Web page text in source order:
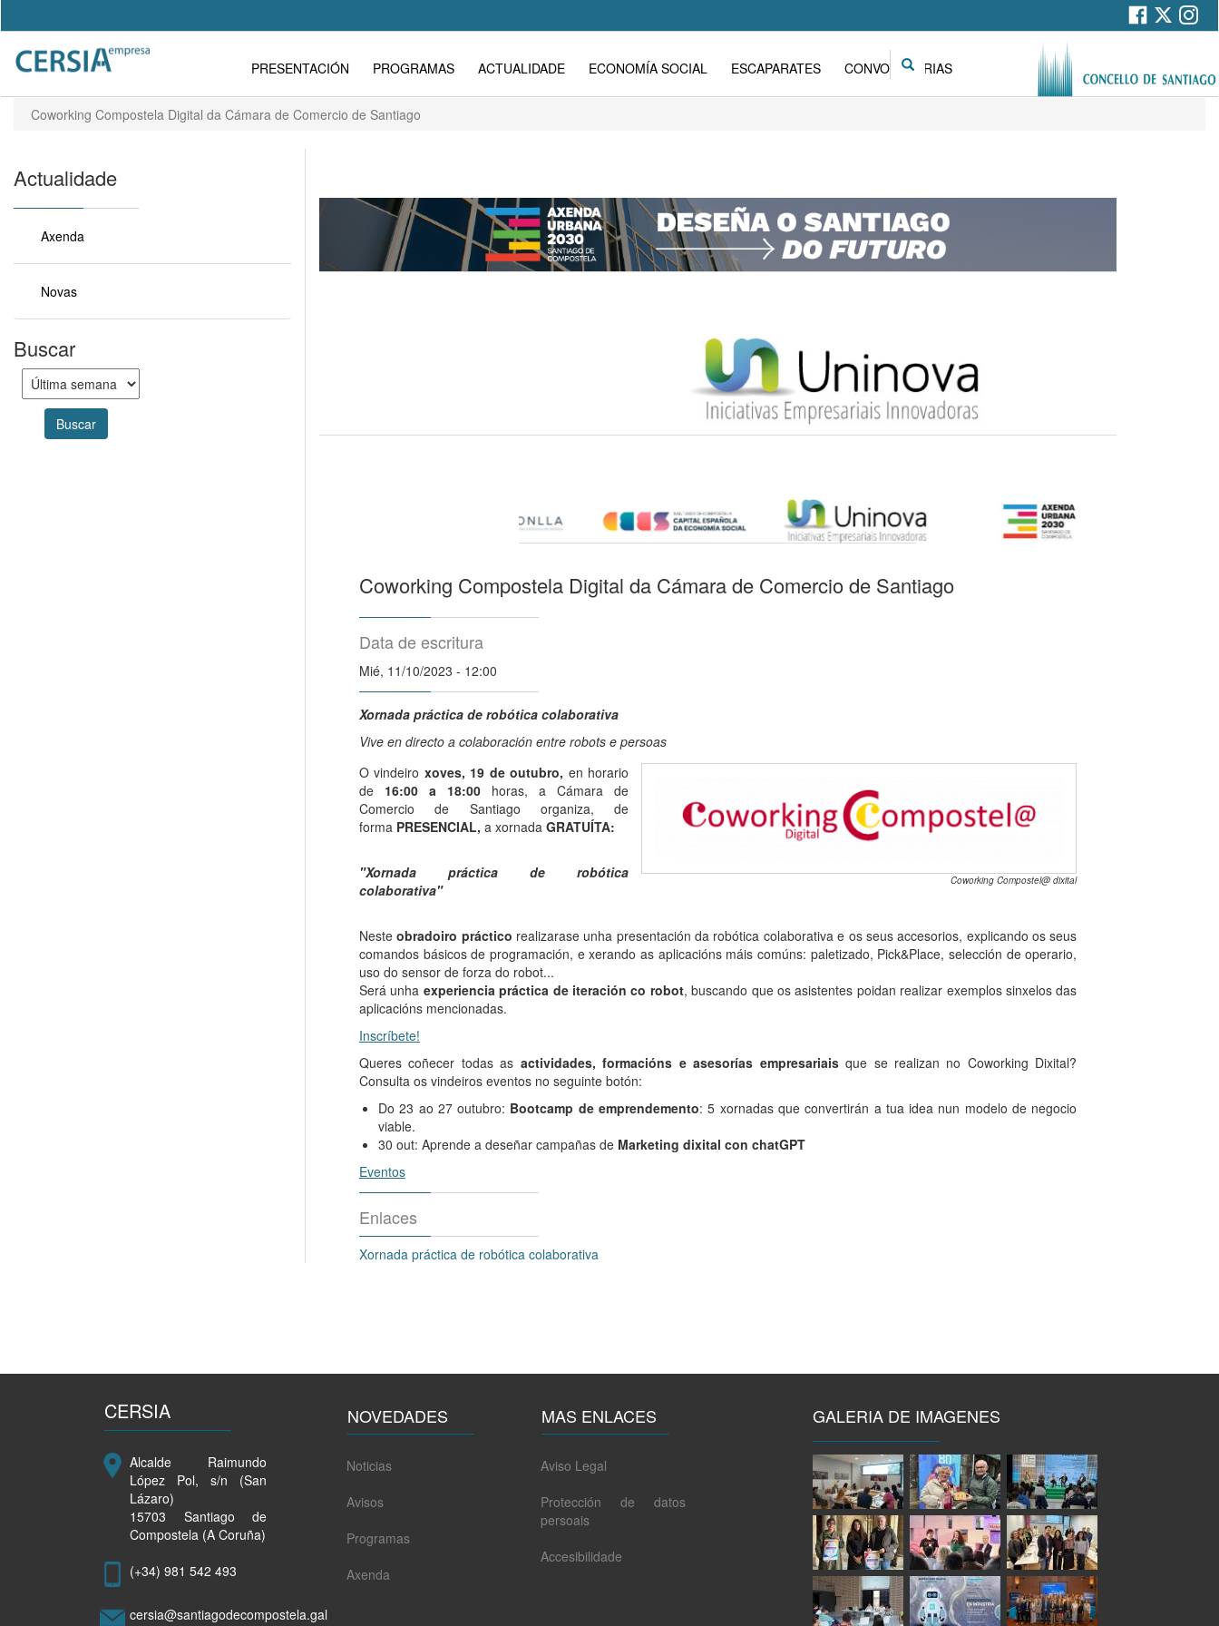
principal
Formulario
búsqueda
Search
Main
PRESENTACIÓN PROGRAMAS ACTUALIDADE ECONOMÍA SOCIAL ESCAPARATES CONVOCATORIAS
Coworking Compostela Digital da Cámara de Comercio de Santiago
Actualidade
Axenda
Novas
Buscar
Buscar
Coworking Compostela Digital da Cámara de Comercio de Santiago
Data de escritura
Mié, 11/10/2023 - 12:00
Xornada práctica de robótica colaborativa
Vive en directo a colaboración entre robots e persoas
Coworking Compostel@ dixital
O vindeiro xoves, 19 de outubro, en horario
de 16:00 a 18:00 horas, a Cámara de
Comercio de Santiago
organiza, de
forma PRESENCIAL, a xornada GRATUÍTA:
"Xornada práctica de robótica
colaborativa"
Nesteobradoiro práctico realizarase unha presentación da robótica colaborativa e os seus accesorios, explicando os seus
comandos básicos de programación, e xerando as aplicacións máis comúns: paletizado, Pick&Place, selección de operario,
uso do sensor de forza do robot...
Será unha experiencia práctica de iteración co robot, buscando que os asistentes poidan realizar exemplos sinxelos das
aplicacións mencionadas.
Inscríbete!
Queres coñecer todas as actividades, formacións e asesorías empresariais que se realizan no Coworking Dixital?
Consulta os vindeiros eventos no seguinte botón:
Do 23 ao 27 outubro: Bootcamp de emprendemento: 5 xornadas que convertirán a tua idea nun modelo de negocio
viable.
30 out: Aprende a deseñar campañas de Marketing dixital con chatGPT
Eventos
Enlaces
Xornada práctica de robótica colaborativa
CERSIA
Alcalde Raimundo
López Pol, s/n (San
Lázaro)
15703 Santiago de
Compostela (A Coruña)
(+34) 981 542 493
cersia@santiagodecompostela.gal
NOVEDADES
Noticias
Avisos
Programas
Axenda
MAS ENLACES
Aviso Legal
Protección de datos
persoais
Accesibilidade
GALERIA DE IMAGENES